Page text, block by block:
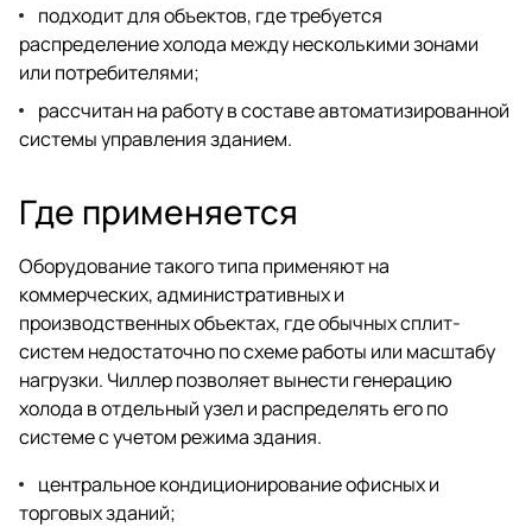
подходит для объектов, где требуется
распределение холода между несколькими зонами
или потребителями;
рассчитан на работу в составе автоматизированной
системы управления зданием.
Где применяется
Оборудование такого типа применяют на
коммерческих, административных и
производственных объектах, где обычных сплит-
систем недостаточно по схеме работы или масштабу
нагрузки. Чиллер позволяет вынести генерацию
холода в отдельный узел и распределять его по
системе с учетом режима здания.
центральное кондиционирование офисных и
торговых зданий;